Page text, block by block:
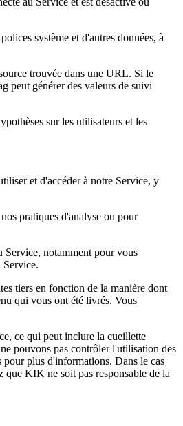
système et d'autres données, à
trouvée dans une URL. Si le
peut générer des valeurs de suivi
sur les utilisateurs et les
et d'accéder à notre Service, y
pratiques d'analyse ou pour
Service, notamment pour vous
Service.
tiers en fonction de la manière dont
qui vous ont été livrés. Vous
ce qui peut inclure la cueillette
pouvons pas contrôler l'utilisation des
pour plus d'informations. Dans le cas
que KIK ne soit pas responsable de la